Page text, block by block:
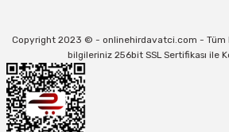
Copyright 2023 © - onlinehirdavatci.com - Tüm
bilgileriniz 256bit SSL Sertifikası ile